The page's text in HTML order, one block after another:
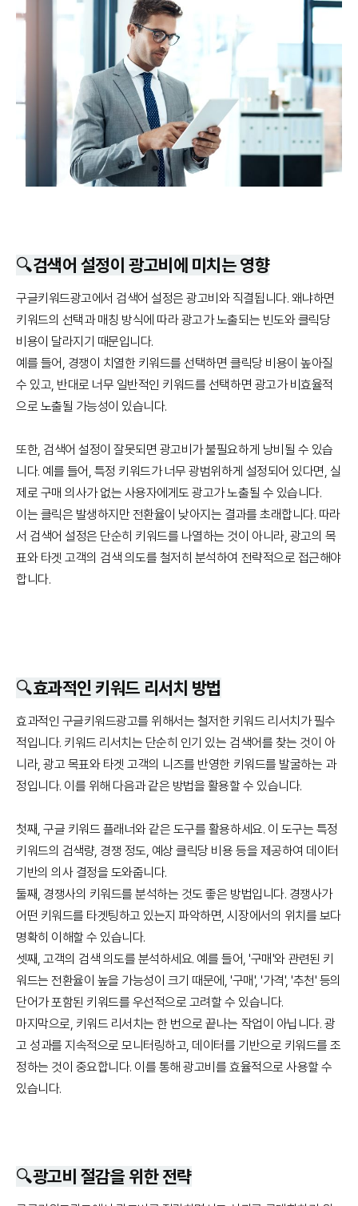
🔍검색어 설정이 광고비에 미치는 영향
구글키워드광고에서 검색어 설정은 광고비와 직결됩니다. 왜냐하면
키워드의 선택과 매칭 방식에 따라 광고가 노출되는 빈도와 클릭당
비용이 달라지기 때문입니다.
예를 들어, 경쟁이 치열한 키워드를 선택하면 클릭당 비용이 높아질
수 있고, 반대로 너무 일반적인 키워드를 선택하면 광고가 비효율적
으로 노출될 가능성이 있습니다.
또한, 검색어 설정이 잘못되면 광고비가 불필요하게 낭비될 수 있습
니다. 예를 들어, 특정 키워드가 너무 광범위하게 설정되어 있다면, 실
제로 구매 의사가 없는 사용자에게도 광고가 노출될 수 있습니다.
이는 클릭은 발생하지만 전환율이 낮아지는 결과를 초래합니다. 따라
서 검색어 설정은 단순히 키워드를 나열하는 것이 아니라, 광고의 목
표와 타겟 고객의 검색 의도를 철저히 분석하여 전략적으로 접근해야
합니다.
🔍효과적인 키워드 리서치 방법
효과적인 구글키워드광고를 위해서는 철저한 키워드 리서치가 필수
적입니다. 키워드 리서치는 단순히 인기 있는 검색어를 찾는 것이 아
니라, 광고 목표와 타겟 고객의 니즈를 반영한 키워드를 발굴하는 과
정입니다. 이를 위해 다음과 같은 방법을 활용할 수 있습니다.
첫째,구글 키워드 플래너와 같은 도구를 활용하세요. 이 도구는 특정
키워드의 검색량, 경쟁 정도, 예상 클릭당 비용 등을 제공하여 데이터
기반의 의사 결정을 도와줍니다.
둘째, 경쟁사의 키워드를 분석하는 것도 좋은 방법입니다. 경쟁사가
어떤 키워드를 타겟팅하고 있는지 파악하면, 시장에서의 위치를 보다
명확히 이해할 수 있습니다.
셋째, 고객의 검색 의도를 분석하세요. 예를 들어, '구매'와 관련된 키
워드는 전환율이 높을 가능성이 크기 때문에, '구매', '가격', '추천' 등의
단어가 포함된 키워드를 우선적으로 고려할 수 있습니다.
마지막으로, 키워드 리서치는 한 번으로 끝나는 작업이 아닙니다. 광
고 성과를 지속적으로 모니터링하고, 데이터를 기반으로 키워드를 조
정하는 것이 중요합니다. 이를 통해 광고비를 효율적으로 사용할 수
있습니다.
🔍광고비 절감을 위한 전략